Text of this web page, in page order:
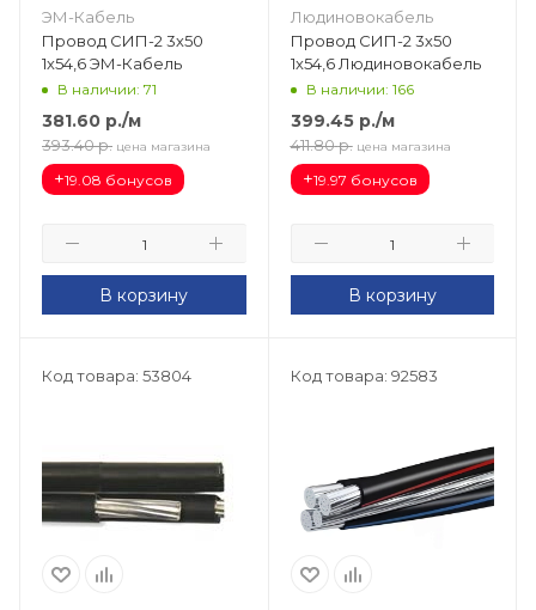
ЭМ-Кабель
Провод СИП-2 3х50
1х54,6 ЭМ-Кабель
В наличии: 71
381.60 р./м
393.40 р. цена магазина
+19.08 бонусов
В корзину
Людиновокабель
Провод СИП-2 3х50
1х54,6 Людиновокабель
В наличии: 166
399.45р./м
411.80 р. цена магазина
+19.97 бонусов
В корзину
Код товара: 53804 Код товара: 92583